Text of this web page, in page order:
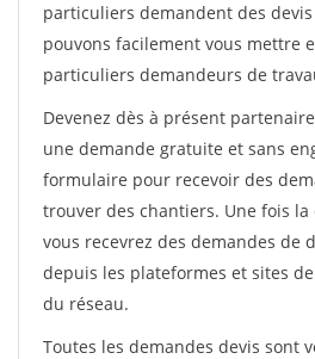
particuliers demandent des
pouvons facilement vous mettre
particuliers demandeurs de
Devenez dès à présent
une demande gratuite et sans
formulaire pour recevoir des
trouver des chantiers. Une fois la
vous recevrez des demandes de
depuis les plateformes et sites
du réseau.
Toutes les demandes devis sont